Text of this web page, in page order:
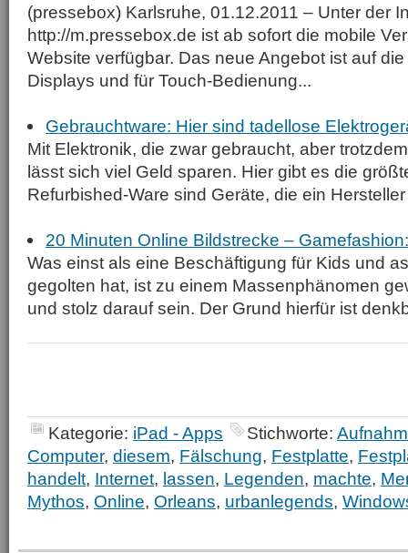
(pressebox) Karlsruhe, 01.12.2011 – Unter der
http://m.pressebox.de ist ab sofort die mobile
Website verfügbar. Das neue Angebot ist auf
Displays und für Touch-Bedienung...
Gebrauchtware: Hier sind tadellose
Mit Elektronik, die zwar gebraucht, aber
lässt sich viel Geld sparen. Hier gibt es die
Refurbished-Ware sind Geräte, die ein
20 Minuten Online Bildstrecke –
Was einst als eine Beschäftigung für Kids und
gegolten hat, ist zu einem Massenphänomen
und stolz darauf sein. Der Grund hierfür ist
Kategorie: iPad - Apps Stichworte:
Computer, diesem, Fälschung, Festplatte,
handelt, Internet, lassen, Legenden, machte,
Mythos, Online, Orleans, urbanlegends,